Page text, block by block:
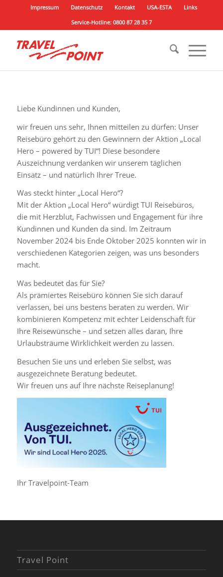
Impressum Datenschutz Kontakt USA-ESTA
Links
Service-Hotline: 0800 87 28 35 7
Liebe Kundinnen und Kunden,
wir freuen uns sehr, Ihnen mitteilen zu dürfen: Unser
Reisebüro gehört zu den Gewinnern der Aktion „Local
Hero – powered by TUI“! Diese besondere
Auszeichnung verdanken wir unserem täglichen
Einsatz – und natürlich Ihrer Treue.
Was steckt hinter „Local Hero“?
Mit der Aktion „Local Hero“ würdigt TUI Reisebüros,
die mit Herzblut, Fachwissen und Engagement für ihre
Kundinnen und Kunden da sind. Im Zeitraum
November 2024 bis Ende Oktober 2025 konnten wir in
verschiedenen Kategorien zeigen, was uns besonders
macht.
Was bedeutet das für Sie?
Als prämiertes Reisebüro können Sie sich darauf
verlassen, bei uns bestens beraten zu werden. Wir
kombinieren Kompetenz mit echter Leidenschaft für
Ihre Reisewünsche – und setzen alles daran, Ihre
Urlaubsträume Wirklichkeit werden zu lassen.
Besuchen Sie uns und erleben Sie selbst, was
ausgezeichnete Beratung bedeutet.
Wir freuen uns auf Ihre nächste Reiseplanung!
Ihr Travelpoint-Team
Travel Point